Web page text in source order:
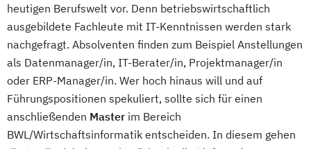
heutigen Berufswelt vor. Denn betriebswirtschaftlich
ausgebildete Fachleute mit IT-Kenntnissen werden stark
nachgefragt. Absolventen finden zum Beispiel Anstellungen
als Datenmanager/in, IT-Berater/in, Projektmanager/in
oder ERP-Manager/in. Wer hoch hinaus will und auf
Führungspositionen spekuliert, sollte sich für einen
anschließenden Master im Bereich
BWL/Wirtschaftsinformatik entscheiden. In diesem gehen